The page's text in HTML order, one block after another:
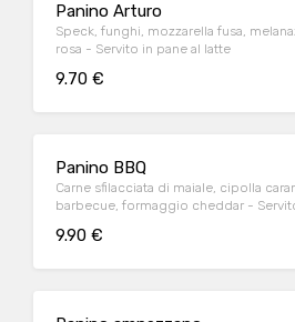
Panino Arturo
Speck, funghi, mozzarella fusa,
rosa - Servito in pane al latte
9.70 €
Panino BBQ
Carne sfilacciata di maiale, cipolla
barbecue, formaggio cheddar -
9.90 €